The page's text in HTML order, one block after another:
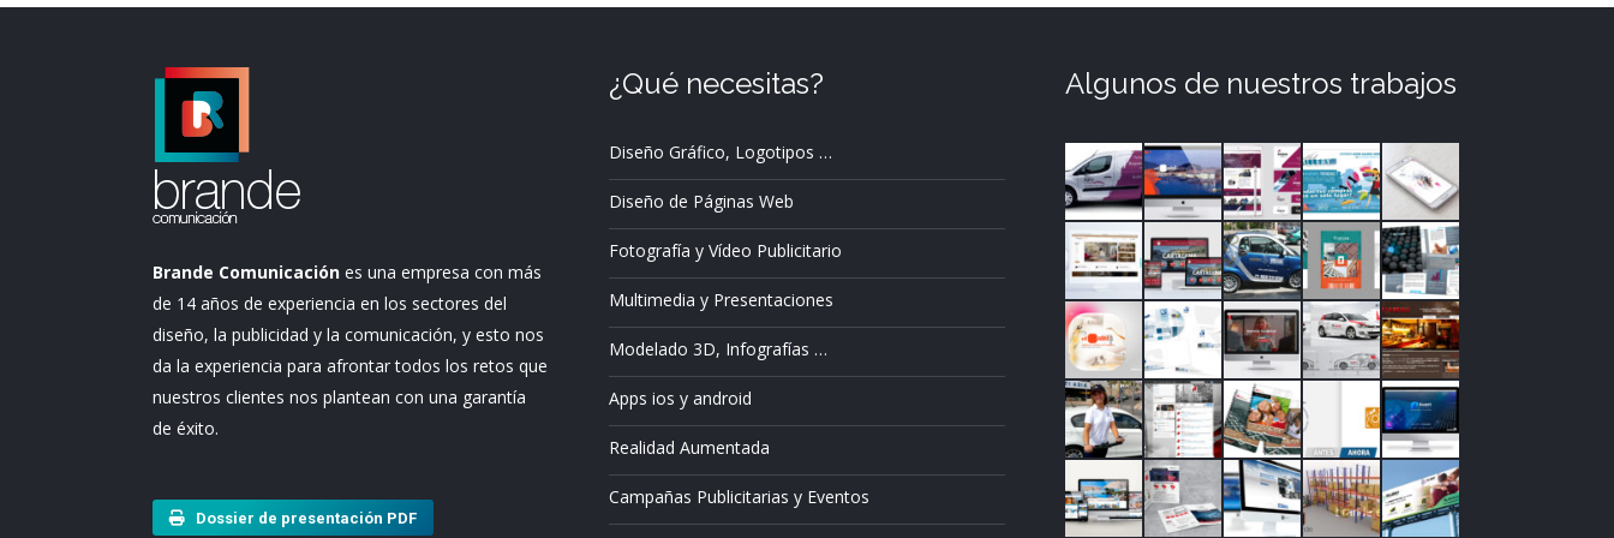
Brande Comunicación es una empresa con más
de 14 años de experiencia en los sectores del
diseño, la publicidad y la comunicación, y esto nos
da la experiencia para afrontar todos los retos que
nuestros clientes nos plantean con una garantía
de éxito.
Dossier de presentación PDF
¿Qué necesitas?
Diseño Gráfico, Logotipos …
Diseño de Páginas Web
Fotografía y Vídeo Publicitario
Multimedia y Presentaciones
Modelado 3D, Infografías …
Apps ios y android
Realidad Aumentada
Campañas Publicitarias y Eventos
Algunos de nuestros trabajos